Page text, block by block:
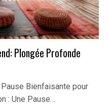
Plongée Profonde
Bienfaisante pour
: Une Pause…